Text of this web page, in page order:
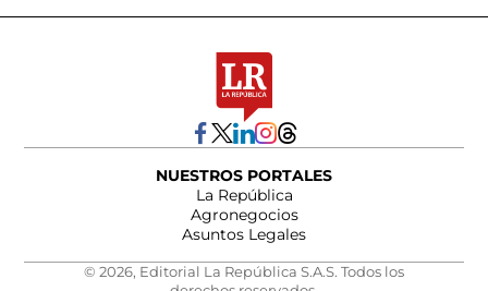
NUESTROS PORTALES
La República
Agronegocios
Asuntos Legales
© 2026, Editorial La República S.A.S. Todos los